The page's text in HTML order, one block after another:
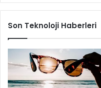
Son Teknoloji Haberleri